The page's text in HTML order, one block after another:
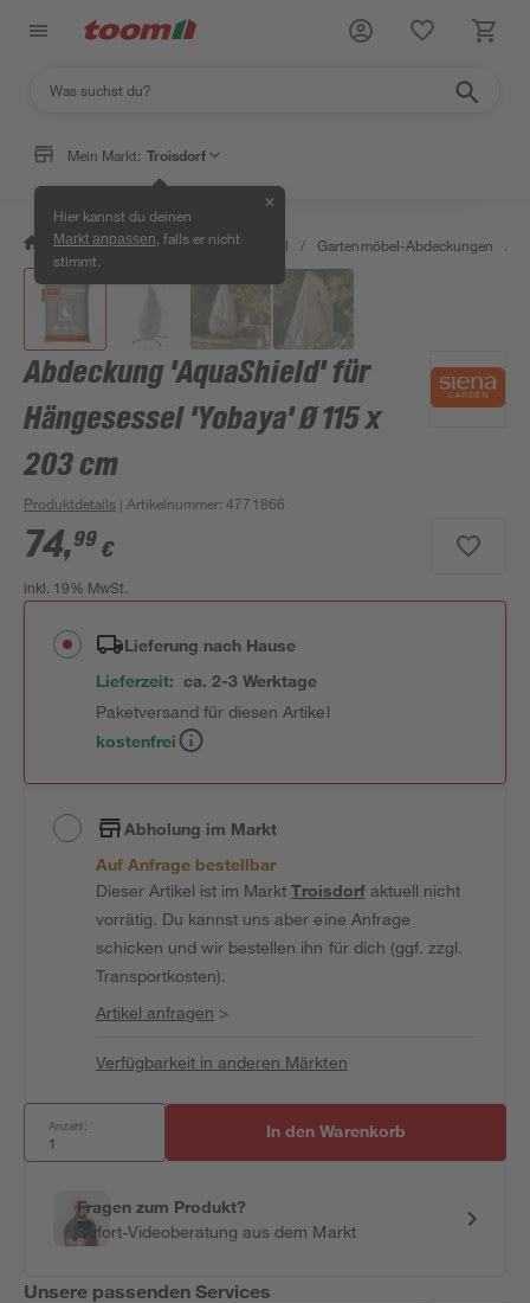
Mein Markt: Troisdorf
Hier kannst du deinen
Markt anpassen , falls er nicht
stimmt.
✕
/ Garten & Freizeit / Gartenmöbel / Gartenmöbel-Abdeckungen /
Abdeckung 'AquaShield' für
Hängesessel 'Yobaya' Ø 115 x
203 cm
Produktdetails | Artikelnummer:4771866
74,99 €
inkl. 19% MwSt.
Lieferung nach Hause
Lieferzeit: ca. 2-3 Werktage
Paketversand für diesen Artikel
kostenfrei
Abholung im Markt
Auf Anfrage bestellbar
Dieser Artikel ist im MarktTroisdorfaktuell nicht
vorrätig. Du kannst uns aber eine Anfrage
schicken und wir bestellen ihn für dich (ggf. zzgl.
Transportkosten).
Artikel anfragen >
Verfügbarkeit in anderen Märkten
Anzahl: In den Warenkorb
Fragen zum Produkt?
Sofort-Videoberatung aus dem Markt
Unsere passenden Services